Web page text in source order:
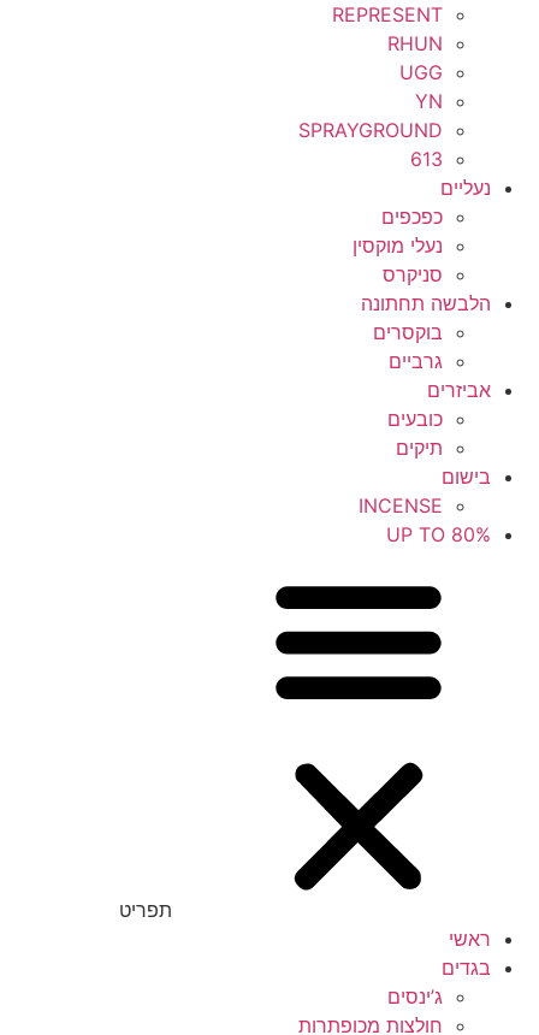
REPRESENT
RHUN
UGG
YN
SPRAYGROUND
613
נעליים
כפכפים
נעלי מוקסין
סניקרס
הלבשה תחתונה
בוקסרים
גרביים
אביזרים
כובעים
תיקים
בישום
INCENSE
UP TO 80%
תפריט
ראשי
בגדים
ג’ינסים
חולצות מכופתרות